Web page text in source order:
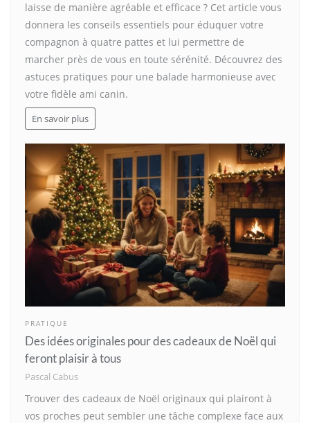
laisse de manière agréable et efficace ? Cet article vous
donnera les conseils essentiels pour éduquer votre
compagnon à quatre pattes et lui permettre de
marcher près de vous en toute sérénité. Découvrez des
astuces pratiques pour une balade harmonieuse avec
votre fidèle ami canin.
En savoir plus
PRATIQUE
Des idées originales pour des cadeaux de Noël qui
feront plaisir à tous
Pascal Cabus
Trouver des cadeaux de Noël originaux qui plairont à
vos proches peut sembler une tâche complexe face aux